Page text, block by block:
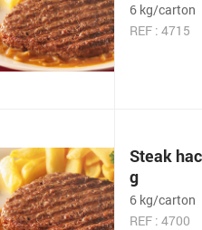
6 kg/carton
REF : 4715
Steak
g
6 kg/carton
REF : 4700